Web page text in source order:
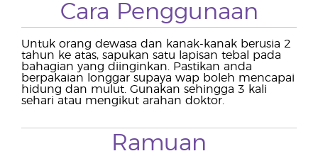
Cara Penggunaan
Untuk orang dewasa dan kanak-kanak berusia 2
tahun ke atas, sapukan satu lapisan tebal pada
bahagian yang diinginkan. Pastikan anda
berpakaian longgar supaya wap boleh mencapai
hidung dan mulut. Gunakan sehingga 3 kali
sehari atau mengikut arahan doktor.
Ramuan